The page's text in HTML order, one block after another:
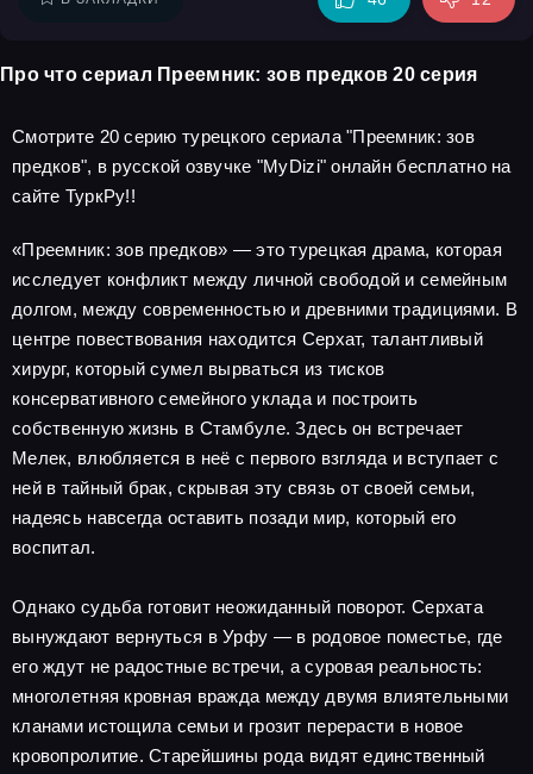
Про что сериал Преемник: зов предков 20 серия
Смотрите 20 серию турецкого сериала "Преемник: зов
предков", в русской озвучке "MyDizi" онлайн бесплатно на
сайте ТуркРу!!
«Преемник: зов предков» — это турецкая драма, которая
исследует конфликт между личной свободой и семейным
долгом, между современностью и древними традициями. В
центре повествования находится Серхат, талантливый
хирург, который сумел вырваться из тисков
консервативного семейного уклада и построить
собственную жизнь в Стамбуле. Здесь он встречает
Мелек, влюбляется в неё с первого взгляда и вступает с
ней в тайный брак, скрывая эту связь от своей семьи,
надеясь навсегда оставить позади мир, который его
воспитал.
Однако судьба готовит неожиданный поворот. Серхата
вынуждают вернуться в Урфу — в родовое поместье, где
его ждут не радостные встречи, а суровая реальность:
многолетняя кровная вражда между двумя влиятельными
кланами истощила семьи и грозит перерасти в новое
кровопролитие. Старейшины рода видят единственный